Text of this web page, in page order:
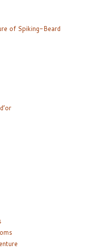
of Spiking-Beard